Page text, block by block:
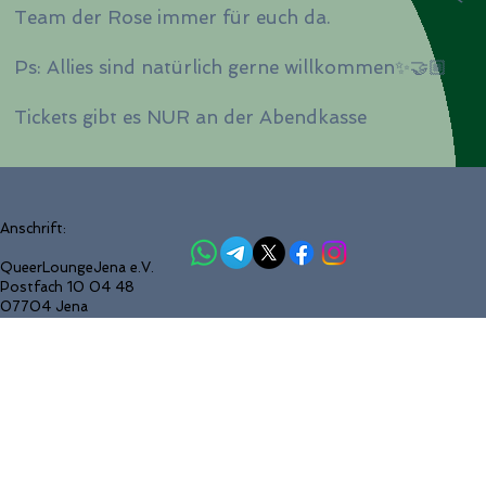
Team der Rose immer für euch da.
Ps: Allies sind natürlich gerne willkommen✨🤝🏼
Tickets gibt es NUR an der Abendkasse
Anschrift:
QueerLoungeJena e.V.
Postfach 10 04 48
07704 Jena